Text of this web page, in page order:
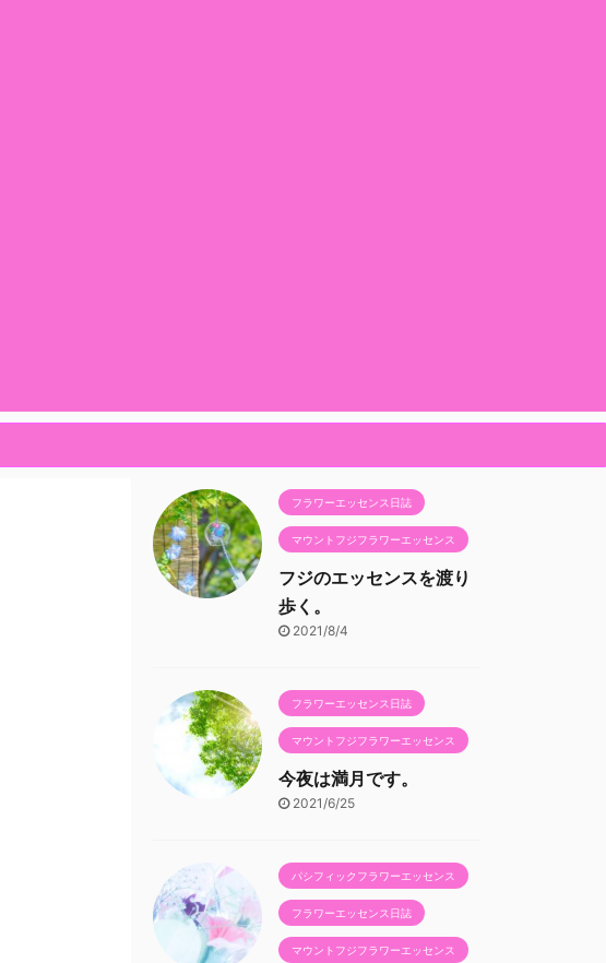
フラワーエッセンス日誌
マウントフジフラワーエッセンス
フジのエッセンスを渡り
歩く。
2021/8/4
フラワーエッセンス日誌
マウントフジフラワーエッセンス
今夜は満月です。
2021/6/25
パシフィックフラワーエッセンス
フラワーエッセンス日誌
マウントフジフラワーエッセンス